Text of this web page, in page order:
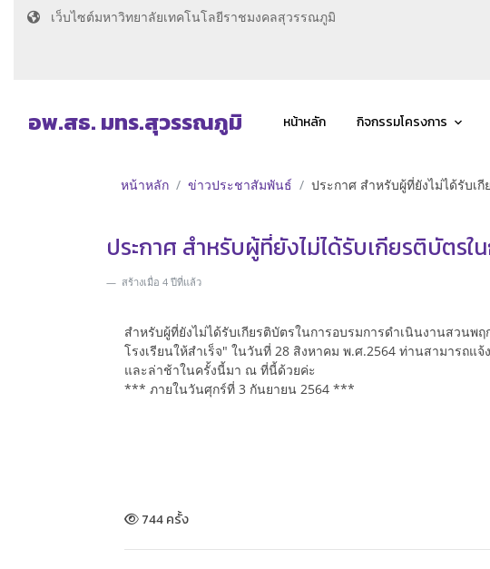
เว็บไซต์มหาวิทยาลัยเทคโนโลยีราชมงคลสุวรรณภูมิ
อพ.สธ. มทร.สุวรรณภูมิ หน้าหลัก กิจกรรมโครงการ
หน้าหลัก ข่าวประชาสัมพันธ์ ประกาศ สำหรับผู้ที่ยังไม่ได้รับเ
ประกาศ สำหรับผู้ที่ยังไม่ได้รับเกียรติบัตร
สร้างเมื่อ 4 ปีที่แล้ว
สำหรับผู้ที่ยังไม่ได้รับเกียรติบัตรในการอบรมการดำเนินงานสวน
โรงเรียนให้สำเร็จ" ในวันที่ 28 สิงหาคม พ.ศ.2564 ท่านสามารถ
และล่าช้าในครั้งนี้มา ณ ที่นี้ด้วยค่ะ
*** ภายในวันศุกร์ที่ 3 กันยายน 2564 ***
744 ครั้ง